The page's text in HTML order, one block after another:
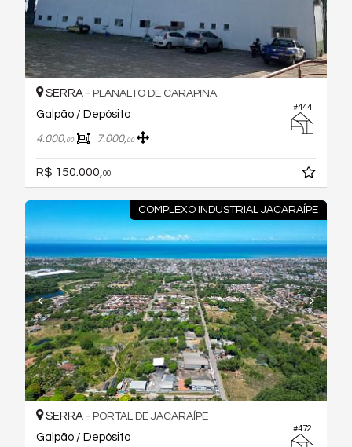
#444
SERRA - PLANALTO DE CARAPINA
Galpão / Depósito
4.000,00 7.000,00
R$ 150.000, 00
COMPLEXO INDUSTRIAL JACARAÍPE
#472
SERRA - PORTAL DE JACARAÍPE
Galpão / Depósito